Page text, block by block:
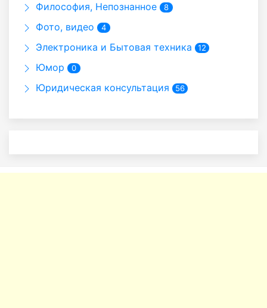
Философия, Непознанное 8
Фото, видео 4
Электроника и Бытовая техника 12
Юмор 0
Юридическая консультация 56